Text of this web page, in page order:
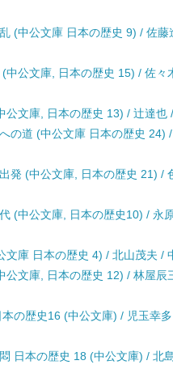
(中公文庫 日本の歴史 9) / 佐藤
中公文庫, 日本の歴史 15) / 佐々
公文庫, 日本の歴史 13) / 辻達也
の道 (中公文庫 日本の歴史 24)
発 (中公文庫, 日本の歴史 21) /
(中公文庫, 日本の歴史10) / 永
文庫 日本の歴史 4) / 北山茂夫 /
公文庫, 日本の歴史 12) / 林屋辰
の歴史16 (中公文庫) / 児玉幸
日本の歴史 18 (中公文庫) / 北